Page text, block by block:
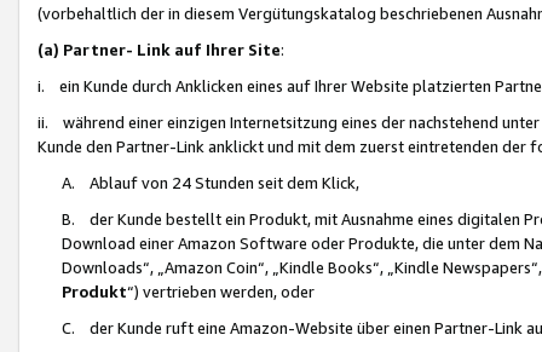
(vorbehaltlich der in diesem Vergütungskatalog beschriebenen
(a) Partner- Link auf Ihrer Site:
i. ein Kunde durch Anklicken eines auf Ihrer Website platzierten
ii. während einer einzigen Internetsitzung eines der nachstehend
Kunde den Partner-Link anklickt und mit dem zuerst eintretenden der
A. Ablauf von 24 Stunden seit dem Klick,
B. der Kunde bestellt ein Produkt, mit Ausnahme eines digitalen
Download einer Amazon Software oder Produkte, die unter dem
Downloads“, „Amazon Coin“, „Kindle Books“, „Kindle
Produkt“) vertrieben werden, oder
C. der Kunde ruft eine Amazon-Website über einen Partner-Link